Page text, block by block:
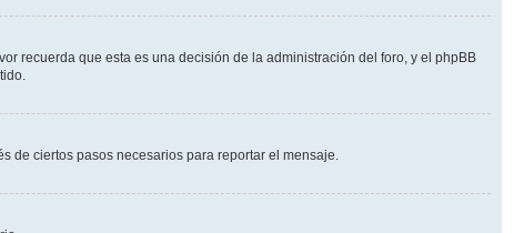
recuerda que esta es una decisión de la administración del foro, y el phpBB
de ciertos pasos necesarios para reportar el mensaje.